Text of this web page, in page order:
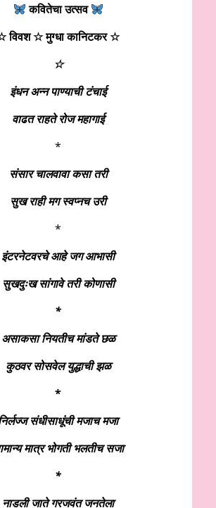
कवितेचा उत्सव
विवश ☆ मुग्धा कानिटकर ☆
☆
इंधन अन्न पाण्याची टंचाई
वाढत राहते रोज महागाई
*
संसार चालवावा कसा तरी
सुख राही मग स्वप्नच उरी
*
इंटरनेटवरचे आहे जग आभासी
सुखदुःख सांगावे तरी कोणासी
*
असाकसा ‌नियतीच मांडते छळ
कुठवर सोसवेल युद्धाची झळ
*
संधीसाधूंची मजाच मजा
मात्र भोगती भलतीच सजा
*
नाडली जाते गरजवंत जनतेला